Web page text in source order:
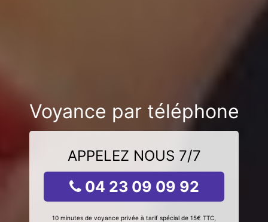
Voyance par téléphone
APPELEZ NOUS 7/7
04 23 09 09 92
10 minutes de voyance privée à tarif spécial de 15€ TTC,